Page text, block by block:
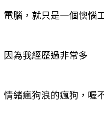
電腦，就只是一個懊惱
因為我經歷過非常多
情緒瘋狗浪的瘋狗，喔